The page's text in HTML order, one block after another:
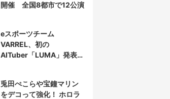
開催 全国8都市で12公演
eスポーツチーム
VARREL、初の
AITuber「LUMA」発表
兎田ぺこらや宝鐘マリン
をデコって強化！ ホロラ